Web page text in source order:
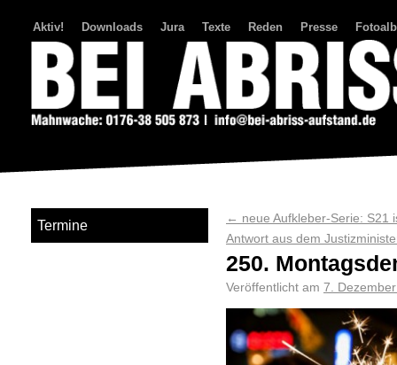
Aktiv! Downloads Jura Texte Reden Presse
← neue Aufkleber-Serie: S21
Antwort aus dem
250.
Veröffentlicht am 7.
Termine